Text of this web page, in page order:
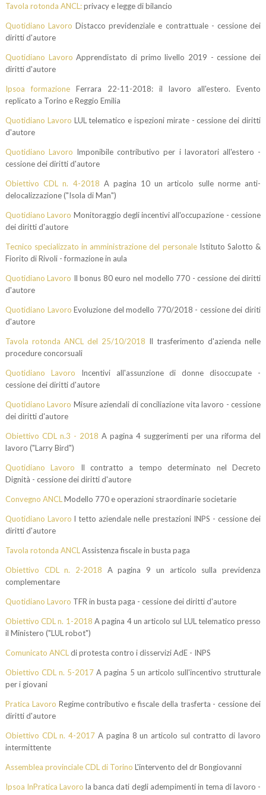
Tavola rotonda ANCL:privacy e legge di bilancio
Quotidiano Lavoro Distacco previdenziale e contrattuale - cessione dei
diritti d'autore
Quotidiano Lavoro Apprendistato di primo livello 2019 - cessione dei
diritti d'autore
Ipsoa formazioneFerrara 22-11-2018: il lavoro all'estero. Evento
replicato a Torino e Reggio Emilia
Quotidiano Lavoro LUL telematico e ispezioni mirate - cessione dei diritti
d'autore
Quotidiano Lavoro Imponibile contributivo per i lavoratori all'estero -
cessione dei diritti d'autore
Obiettivo CDL n. 4-2018 A pagina 10 un articolo sulle norme anti-
delocalizzazione ("Isola di Man")
Quotidiano Lavoro Monitoraggio degli incentivi all'occupazione - cessione
dei diritti d'autore
Tecnico specializzato in amministrazione del personaleIstituto Salotto &
Fiorito di Rivoli - formazione in aula
Quotidiano Lavoro Il bonus 80 euro nel modello 770 - cessione dei diritti
d'autore
Quotidiano Lavoro Evoluzione del modello 770/2018 - cessione dei diriti
d'autore
Tavola rotonda ANCL del 25/10/2018 Il trasferimento d'azienda nelle
procedure concorsuali
Quotidiano Lavoro Incentivi all'assunzione di donne disoccupate -
cessione dei diritti d'autore
Quotidiano Lavoro Misure aziendali di conciliazione vita lavoro - cessione
dei diritti d'autore
Obiettivo CDL n.3 - 2018 A pagina 4 suggerimenti per una riforma del
lavoro ("Larry Bird")
Quotidiano Lavoro Il contratto a tempo determinato nel Decreto
Dignità - cessione dei diritti d'autore
Convegno ANCL Modello 770 e operazioni straordinarie societarie
Quotidiano Lavoro l tetto aziendale nelle prestazioni INPS - cessione dei
diritti d'autore
Tavola rotonda ANCL Assistenza fiscale in busta paga
Obiettivo CDL n. 2-2018 A pagina 9 un articolo sulla previdenza
complementare
Quotidiano Lavoro TFR in busta paga - cessione dei diritti d'autore
Obiettivo CDL n. 1-2018 A pagina 4 un articolo sul LUL telematico presso
il Ministero ("LUL robot")
Comunicato ANCL di protesta contro i disservizi AdE - INPS
Obiettivo CDL n. 5-2017 A pagina 5 un articolo sull'incentivo strutturale
per i giovani
Pratica Lavoro Regime contributivo e fiscale della trasferta - cessione dei
diritti d'autore
Obiettivo CDL n. 4-2017 A pagina 8 un articolo sul contratto di lavoro
intermittente
Assemblea provinciale CDL di Torino L'intervento del dr Bongiovanni
Ipsoa InPratica Lavoro la banca dati degli adempimenti in tema di lavoro -